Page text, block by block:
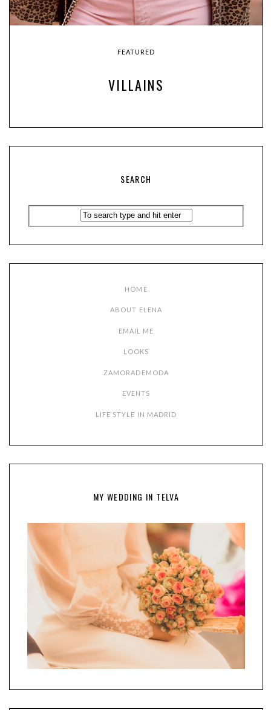
FEATURED
VILLAINS
SEARCH
HOME
ABOUT ELENA
EMAIL ME
LOOKS
ZAMORADEMODA
EVENTS
LIFE STYLE IN MADRID
MY WEDDING IN TELVA